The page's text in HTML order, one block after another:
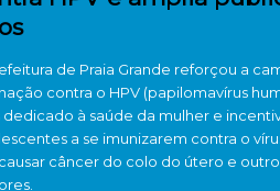
de Praia Grande reforçou a
contra o HPV (papilomavírus
dedicado à saúde da mulher e
a se imunizarem contra o
câncer do colo do útero e